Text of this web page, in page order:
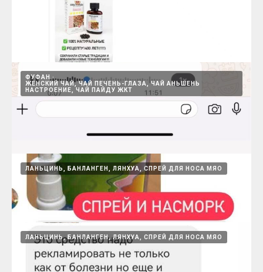
Спрей в нос Мяо - помогает много лет
08.07.2026
забеременнеть
Женские пилюли согревающие матку и способствующие
беременности
08.07.2026
ФУФАН
ЖЕНСКИЙ ЧАЙ, ЧАЙ ПЕЧЕНЬ-ГЛАЗА, ЧАЙ АНЬШЕНЬ
НАСТРОЕНИЕ, ЧАЙ ПАЙДУ ЖКТ
Фуфан и Аньшень пмогают улучшить сон,
укрепляют сердце, особенно для
метеозависимых
ЛАНЬЦИНЬ, БАНЛАНГЕН, ЛЯНХУА, СПРЕЙ ДЛЯ НОСА МЯО
ЛАНЬЦИНЬ, БАНЛАНГЕН, ЛЯНХУА, СПРЕЙ ДЛЯ НОСА МЯО